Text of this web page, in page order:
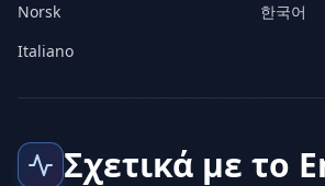
Norsk
한국어
Italiano
Σχετικά με το